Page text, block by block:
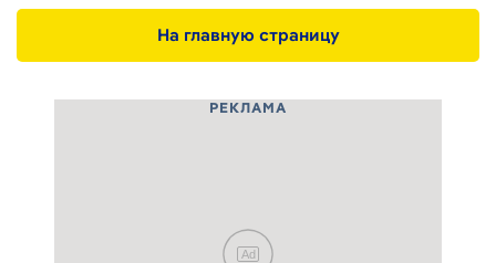
На главную страницу
РЕКЛАМА
Ad